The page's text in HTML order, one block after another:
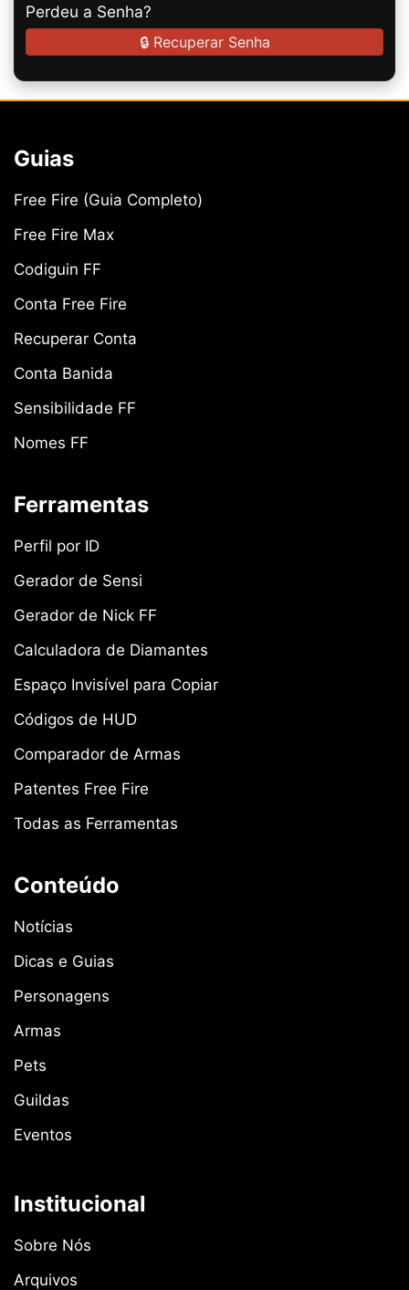
Perdeu a Senha?
🔒 Recuperar Senha
Guias
Free Fire (Guia Completo)
Free Fire Max
Codiguin FF
Conta Free Fire
Recuperar Conta
Conta Banida
Sensibilidade FF
Nomes FF
Ferramentas
Perfil por ID
Gerador de Sensi
Gerador de Nick FF
Calculadora de Diamantes
Espaço Invisível para Copiar
Códigos de HUD
Comparador de Armas
Patentes Free Fire
Todas as Ferramentas
Conteúdo
Notícias
Dicas e Guias
Personagens
Armas
Pets
Guildas
Eventos
Institucional
Sobre Nós
Arquivos